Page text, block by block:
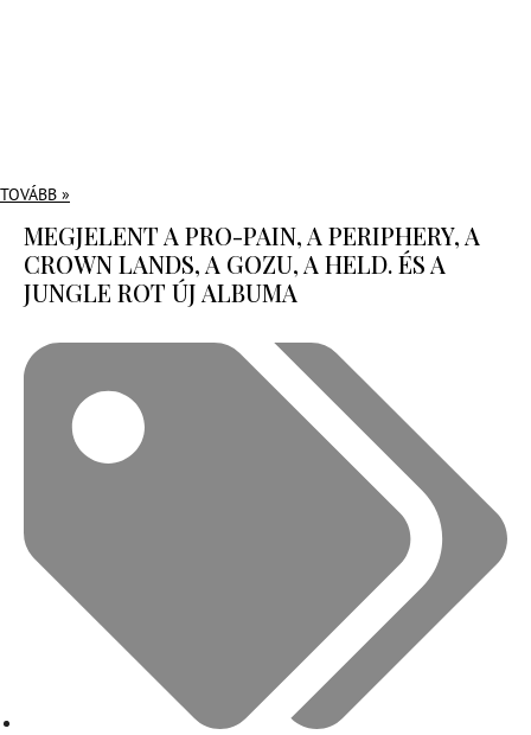
TOVÁBB »
MEGJELENT A PRO-PAIN, A PERIPHERY, A
CROWN LANDS, A GOZU, A HELD. ÉS A
JUNGLE ROT ÚJ ALBUMA